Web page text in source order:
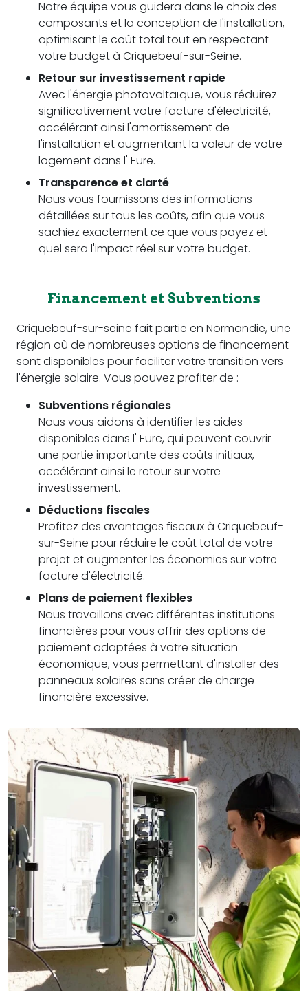
Notre équipe vous guidera dans le choix des
composants et la conception de l'installation,
optimisant le coût total tout en respectant
votre budget à Criquebeuf-sur-Seine.
Retour sur investissement rapide
Avec l'énergie photovoltaïque, vous réduirez
significativement votre facture d'électricité,
accélérant ainsi l'amortissement de
l'installation et augmentant la valeur de votre
logement dans l' Eure.
Transparence et clarté
Nous vous fournissons des informations
détaillées sur tous les coûts, afin que vous
sachiez exactement ce que vous payez et
quel sera l'impact réel sur votre budget.
Financement et Subventions
Criquebeuf-sur-seine fait partie en Normandie, une
région où de nombreuses options de financement
sont disponibles pour faciliter votre transition vers
l'énergie solaire. Vous pouvez profiter de :
Subventions régionales
Nous vous aidons à identifier les aides
disponibles dans l' Eure, qui peuvent couvrir
une partie importante des coûts initiaux,
accélérant ainsi le retour sur votre
investissement.
Déductions fiscales
Profitez des avantages fiscaux à Criquebeuf-
sur-Seine pour réduire le coût total de votre
projet et augmenter les économies sur votre
facture d'électricité.
Plans de paiement flexibles
Nous travaillons avec différentes institutions
financières pour vous offrir des options de
paiement adaptées à votre situation
économique, vous permettant d'installer des
panneaux solaires sans créer de charge
financière excessive.